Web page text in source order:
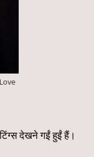
देखने गईं हुईं हैं।